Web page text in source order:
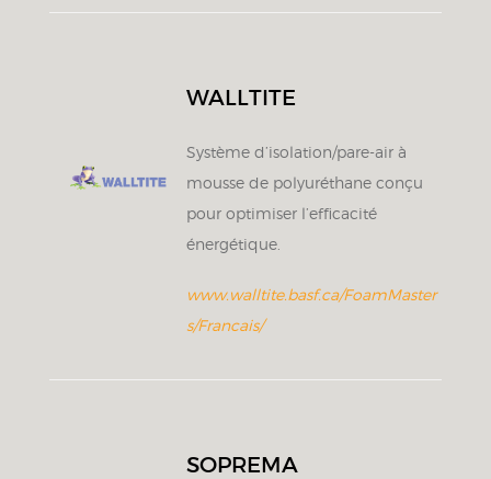
WALLTITE
Système d’isolation/pare-air à
mousse de polyuréthane conçu
pour optimiser l’efficacité
énergétique.
www.walltite.basf.ca/FoamMaster
s/Francais/
SOPREMA